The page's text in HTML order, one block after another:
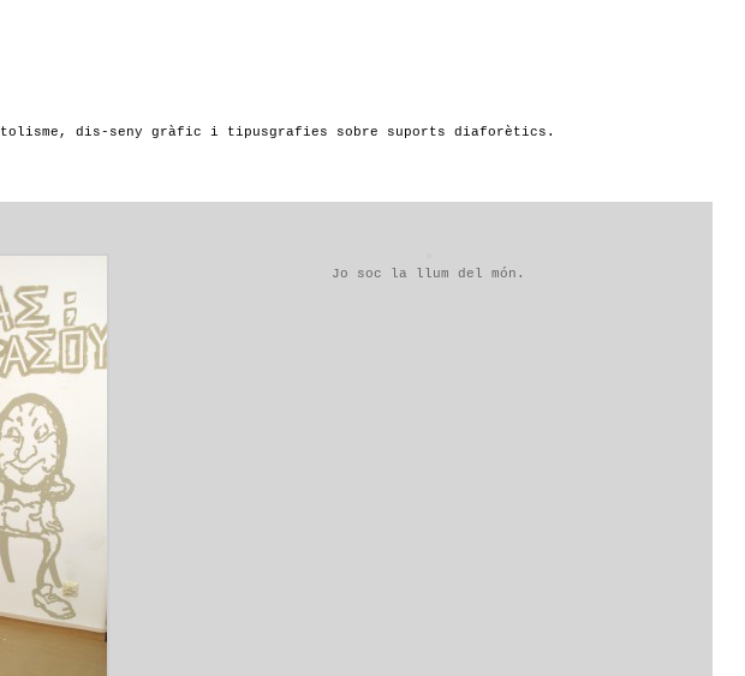
dis-seny gràfic i tipusgrafies sobre suports diaforètics.
Jo soc la llum del món.